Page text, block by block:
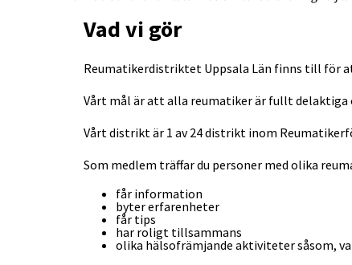
Vad vi gör
Reumatikerdistriktet Uppsala Län finns till för
Vårt mål är att alla reumatiker är fullt delaktiga
Vårt distrikt är 1 av 24 distrikt inom
Som medlem träffar du personer med olika
får information
byter erfarenheter
får tips
har roligt tillsammans
olika hälsofrämjande aktiviteter såsom,